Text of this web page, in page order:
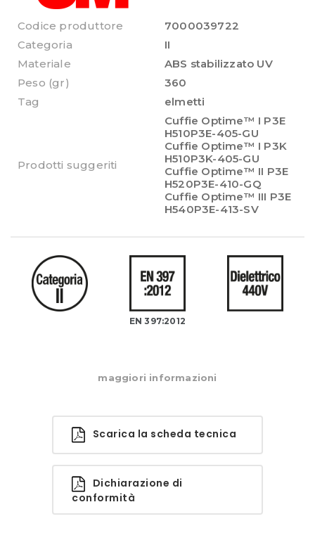
Codice produttore
7000039722
Categoria
II
Materiale
ABS stabilizzato UV
Peso (gr)
360
Tag
elmetti
Prodotti suggeriti
Cuffie Optime™ I P3E
H510P3E-405-GU
Cuffie Optime™ I P3K
H510P3K-405-GU
Cuffie Optime™ II P3E
H520P3E-410-GQ
Cuffie Optime™ III P3E
H540P3E-413-SV
EN 397:2012
maggiori informazioni
Scarica la scheda tecnica
Dichiarazione di
conformità